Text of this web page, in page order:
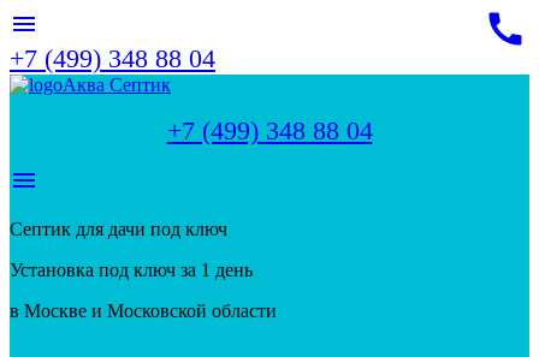
menu
+7 (499) 348 88 04
call
Аква Септик
+7 (499) 348 88 04
menu
Септик для дачи под ключ
Установка под ключ за 1 день
в Москве и Московской области